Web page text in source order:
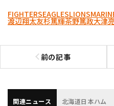
FIGHTERSEAGLESLIONS
渡辺翔太友杉篤輝茶野篤政大津
前の記事
前の記事へ
関連ニュース 北海道日本ハム